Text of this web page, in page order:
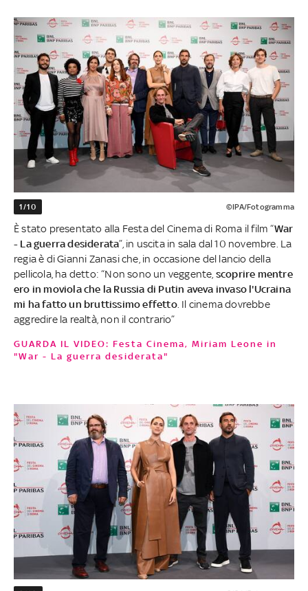
1/10 ©IPA/Fotogramma
È stato presentato alla Festa del Cinema di Roma il film “War
- La guerra desiderata”, in uscita in sala dal 10 novembre. La
regia è di Gianni Zanasi che, in occasione del lancio della
pellicola, ha detto: “Non sono un veggente, scoprire mentre
ero in moviola che la Russia di Putin aveva invaso l'Ucraina
mi ha fatto un bruttissimo effetto. Il cinema dovrebbe
aggredire la realtà, non il contrario”
GUARDA IL VIDEO: Festa Cinema, Miriam Leone in
"War - La guerra desiderata"